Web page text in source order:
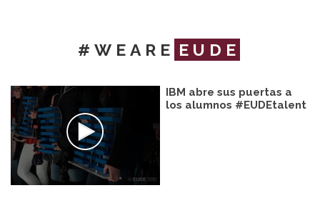
#WEARE EUDE
IBM abre sus puertas a
los alumnos #EUDEtalent